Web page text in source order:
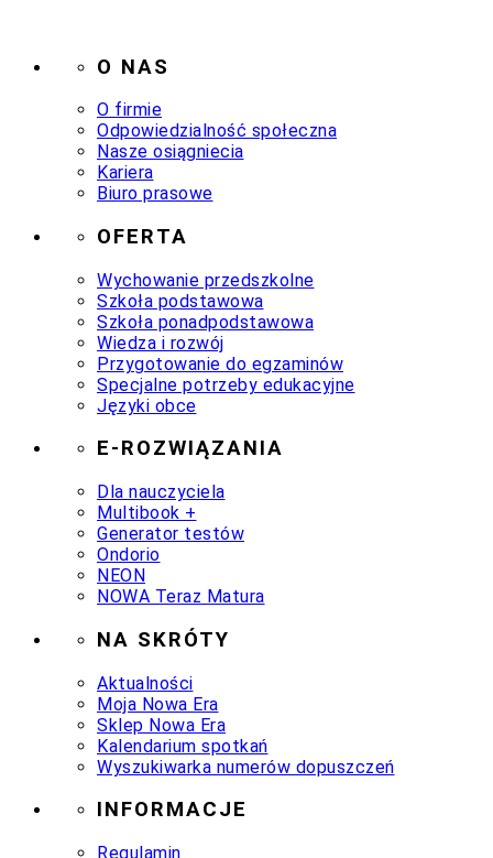
O NAS
O firmie
Odpowiedzialność społeczna
Nasze osiągniecia
Kariera
Biuro prasowe
OFERTA
Wychowanie przedszkolne
Szkoła podstawowa
Szkoła ponadpodstawowa
Wiedza i rozwój
Przygotowanie do egzaminów
Specjalne potrzeby edukacyjne
Języki obce
E-ROZWIĄZANIA
Dla nauczyciela
Multibook +
Generator testów
Ondorio
NEON
NOWA Teraz Matura
NA SKRÓTY
Aktualności
Moja Nowa Era
Sklep Nowa Era
Kalendarium spotkań
Wyszukiwarka numerów dopuszczeń
INFORMACJE
Regulamin